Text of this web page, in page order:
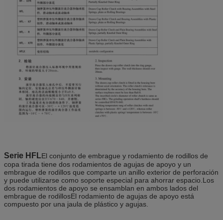
Serie HFLEl conjunto de embrague y rodamiento de rodillos de
copa tirada tiene dos rodamientos de agujas de apoyo y un
embrague de rodillos que comparte un anillo exterior de perforación
y puede utilizarse como soporte especial para ahorrar espacio.Los
dos rodamientos de apoyo se ensamblan en ambos lados del
embrague de rodillosEl rodamiento de agujas de apoyo está
compuesto por una jaula de plástico y agujas.